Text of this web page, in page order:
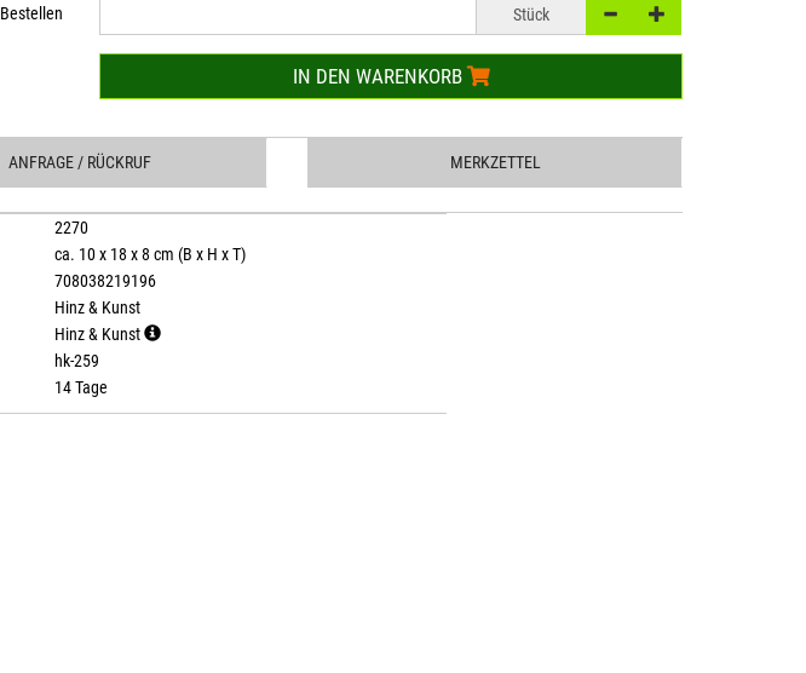
Bestellen Stück
IN DEN WARENKORB
ANFRAGE / RÜCKRUF MERKZETTEL
2270
ca. 10 x 18 x 8 cm (B x H x T)
708038219196
Hinz & Kunst
Hinz & Kunst
hk-259
14 Tage